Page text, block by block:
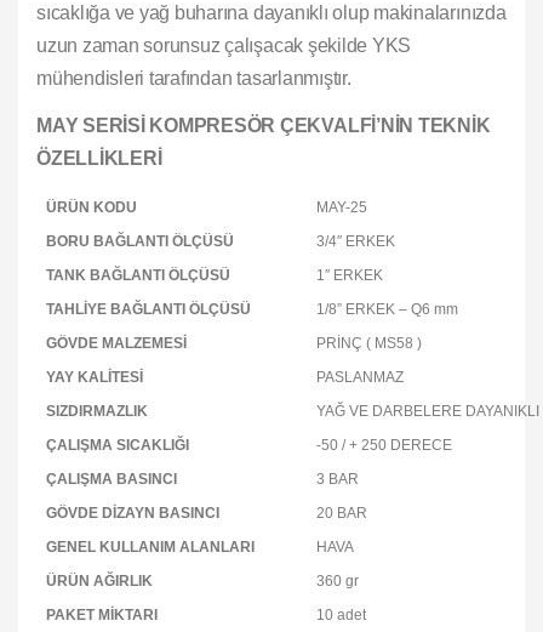
sıcaklığa ve yağ buharına dayanıklı olup makinalarınızda
uzun zaman sorunsuz çalışacak şekilde YKS
mühendisleri tarafından tasarlanmıştır.
MAY SERİSİ KOMPRESÖR ÇEKVALFİ’NİN TEKNİK
ÖZELLİKLERİ
ÜRÜN KODU
MAY-25
BORU BAĞLANTI ÖLÇÜSÜ
3/4″ ERKEK
TANK BAĞLANTI ÖLÇÜSÜ
1″ ERKEK
TAHLİYE BAĞLANTI ÖLÇÜSÜ
1/8” ERKEK – Q6 mm
GÖVDE MALZEMESİ
PRİNÇ ( MS58 )
YAY KALİTESİ
PASLANMAZ
SIZDIRMAZLIK
YAĞ VE DARBELERE
ÇALIŞMA SICAKLIĞI
-50 / + 250 DERECE
ÇALIŞMA BASINCI
3 BAR
GÖVDE DİZAYN BASINCI
20 BAR
GENEL KULLANIM ALANLARI
HAVA
ÜRÜN AĞIRLIK
360 gr
PAKET MİKTARI
10 adet